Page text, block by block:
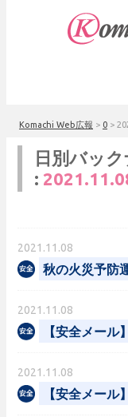
Komachi Web広報 > 0 >
日別バッ
:
2021.11.08
秋の火災予防
2021.11.08
【安全メール
2021.11.08
【安全メール